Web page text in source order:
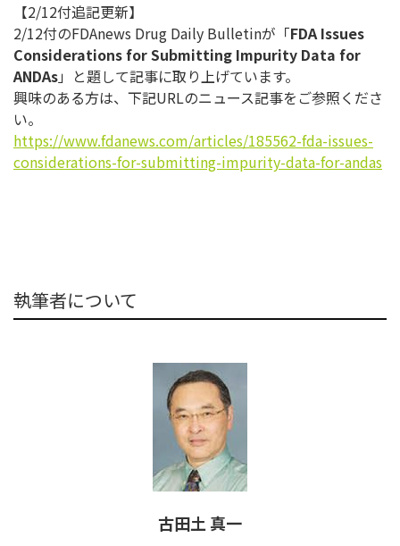
【2/12付追記更新】
2/12付のFDAnews Drug Daily Bulletinが「FDA Issues
Considerations for Submitting Impurity Data for
ANDAs」と題して記事に取り上げています。
興味のある方は、下記URLのニュース記事をご参照くださ
い。
https://www.fdanews.com/articles/185562-fda-issues-
considerations-for-submitting-impurity-data-for-andas
執筆者について
古田土 真一